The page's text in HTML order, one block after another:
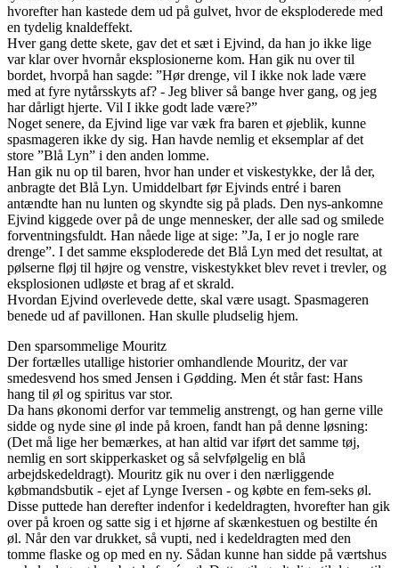
hvorefter han kastede dem ud på gulvet, hvor de eksploderede med
en tydelig knaldeffekt.
Hver gang dette skete, gav det et sæt i Ejvind, da han jo ikke lige
var klar over hvornår eksplosionerne kom. Han gik nu over til
bordet, hvorpå han sagde: ”Hør drenge, vil I ikke nok lade være
med at fyre nytårsskyts af? - Jeg bliver så bange hver gang, og jeg
har dårligt hjerte. Vil I ikke godt lade være?”
Noget senere, da Ejvind lige var væk fra baren et øjeblik, kunne
spasmageren ikke dy sig. Han havde nemlig et eksemplar af det
store ”Blå Lyn” i den anden lomme.
Han gik nu op til baren, hvor han under et viskestykke, der lå der,
anbragte det Blå Lyn. Umiddelbart før Ejvinds entré i baren
antændte han nu lunten og skyndte sig på plads. Den nys-ankomne
Ejvind kiggede over på de unge mennesker, der alle sad og smilede
forventningsfuldt. Han nåede lige at sige: ”Ja, I er jo nogle rare
drenge”. I det samme eksploderede det Blå Lyn med det resultat, at
pølserne fløj til højre og venstre, viskestykket blev revet i trevler, og
eksplosionen udløste et brag af et skrald.
Hvordan Ejvind overlevede dette, skal være usagt. Spasmageren
benede ud af pavillonen. Han skulle pludselig hjem.
Den sparsommelige Mouritz
Der fortælles utallige historier omhandlende Mouritz, der var
smedesvend hos smed Jensen i Gødding. Men ét står fast: Hans
hang til øl og spiritus var stor.
Da hans økonomi derfor var temmelig anstrengt, og han gerne ville
sidde og nyde sine øl inde på kroen, fandt han på denne løsning:
(Det må lige her bemærkes, at han altid var iført det samme tøj,
nemlig en sort skipperkasket og så selvfølgelig en blå
arbejdskedeldragt). Mouritz gik nu over i den nærliggende
købmandsbutik - ejet af Lynge Iversen - og købte en fem-seks øl.
Disse puttede han derefter indenfor i kedeldragten, hvorefter han gik
over på kroen og satte sig i et hjørne af skænkestuen og bestilte én
øl. Når den var drukket, så vupti, ned i kedeldragten med den
tomme flaske og op med en ny. Sådan kunne han sidde på værtshus